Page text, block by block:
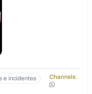
e incidentes
Channels: